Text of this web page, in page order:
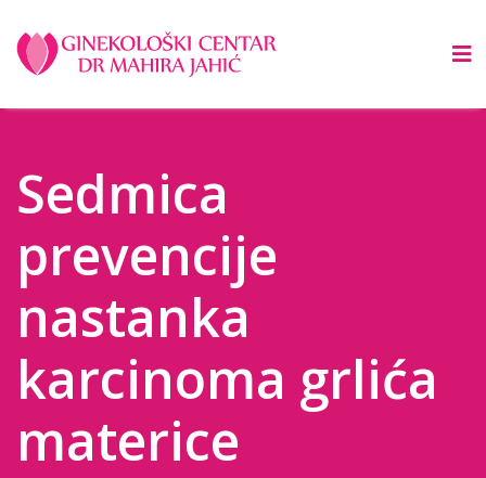
Sedmica
prevencije
nastanka
karcinoma grlića
materice